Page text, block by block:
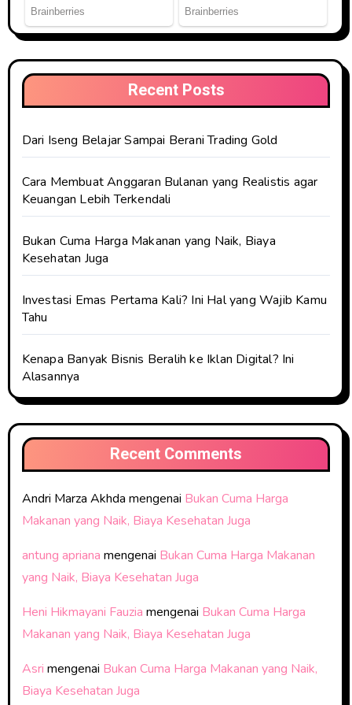
Recent Posts
Dari Iseng Belajar Sampai Berani Trading Gold
Cara Membuat Anggaran Bulanan yang Realistis agar
Keuangan Lebih Terkendali
Bukan Cuma Harga Makanan yang Naik, Biaya
Kesehatan Juga
Investasi Emas Pertama Kali? Ini Hal yang Wajib Kamu
Tahu
Kenapa Banyak Bisnis Beralih ke Iklan Digital? Ini
Alasannya
Recent Comments
Andri Marza Akhda mengenai Bukan Cuma Harga
Makanan yang Naik, Biaya Kesehatan Juga
antung apriana mengenai Bukan Cuma Harga Makanan
yang Naik, Biaya Kesehatan Juga
Heni Hikmayani Fauzia mengenai Bukan Cuma Harga
Makanan yang Naik, Biaya Kesehatan Juga
Asri mengenai Bukan Cuma Harga Makanan yang Naik,
Biaya Kesehatan Juga